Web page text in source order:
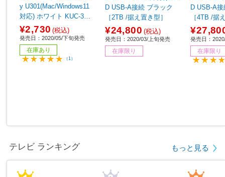
y U301(Mac/Windows11
対応) ホワイト KUC-3A0
32GW ［32GB /USB Typ
eA /USB3.2 /キャップ
式］
¥2,730 (税込)
発売日：2020/05/下旬発売
在庫あり
（1）
D USB-A接続 ブラック
［2TB /据え置き型］
¥24,800 (税込)
発売日：2020/03/上旬発売
在庫限り
D USB-A接続 ブ
［4TB /据
64】
発売日：
在庫限り
テレビ ランキング もっと見る